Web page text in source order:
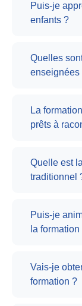
Puis-je
enfants ?
Quelles
enseignées
La
prêts à
Quelle est
traditionnel
Puis-je
la formation
Vais-je
formation ?